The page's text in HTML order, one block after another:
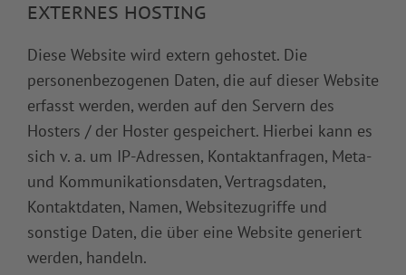
EXTERNES HOSTING
Diese Website wird extern gehostet. Die
personenbezogenen Daten, die auf dieser Website
erfasst werden, werden auf den Servern des
Hosters / der Hoster gespeichert. Hierbei kann es
sich v. a. um IP-Adressen, Kontaktanfragen, Meta-
und Kommunikationsdaten, Vertragsdaten,
Kontaktdaten, Namen, Websitezugriffe und
sonstige Daten, die über eine Website generiert
werden, handeln.